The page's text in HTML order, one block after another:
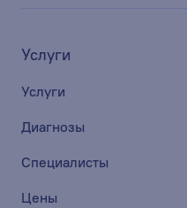
Услуги
Услуги
Диагнозы
Специалисты
Цены